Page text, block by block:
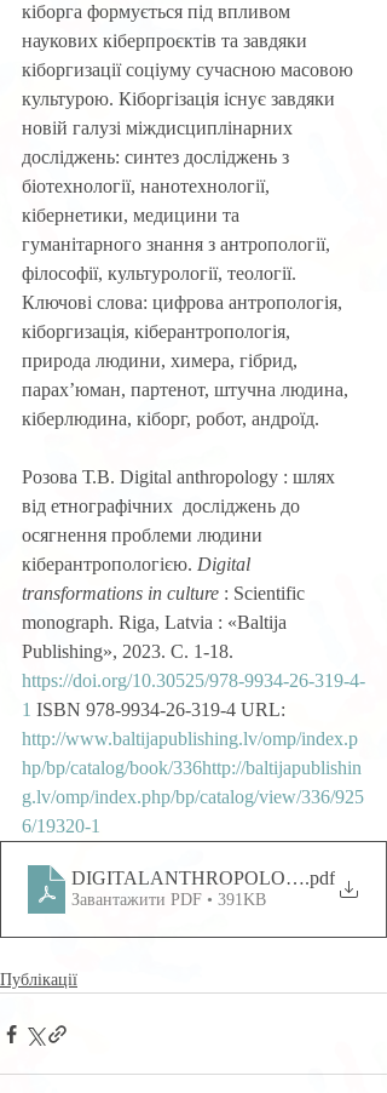
кіборга формується під впливом
наукових кіберпроєктів та завдяки
кіборгизації соціуму сучасною масовою
культурою. Кіборгізація існує завдяки
новій галузі міждисциплінарних
досліджень: синтез досліджень з
біотехнології, нанотехнології,
кібернетики, медицини та
гуманітарного знання з антропології,
філософії, культурології, теології.
Ключові слова: цифрова антропологія,
кіборгизація, кіберантропологія,
природа людини, химера, гібрид,
парах’юман, партенот, штучна людина,
кіберлюдина, кіборг, робот, андроїд.
Розова Т.В. Digital anthropology : шлях
від етнографічних  досліджень до
осягнення проблеми людини
кіберантропологією. Digital
transformations in culture : Scientific
monograph. Riga, Latvia : «Baltija
Publishing», 2023. С. 1-18.
https://doi.org/10.30525/978-9934-26-319-4-
1 ISBN 978-9934-26-319-4 URL:
http://www.baltijapublishing.lv/omp/index.p
hp/bp/catalog/book/336http://baltijapublishin
g.lv/omp/index.php/bp/catalog/view/336/925
6/19320-1
DIGITALANTHROPOLOGY
.pdf
Завантажити PDF • 391KB
Публікації